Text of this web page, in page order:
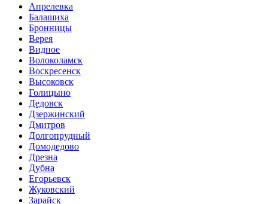
Апрелевка
Балашиха
Бронницы
Верея
Видное
Волоколамск
Воскресенск
Высоковск
Голицыно
Дедовск
Дзержинский
Дмитров
Долгопрудный
Домодедово
Дрезна
Дубна
Егорьевск
Жуковский
Зарайск